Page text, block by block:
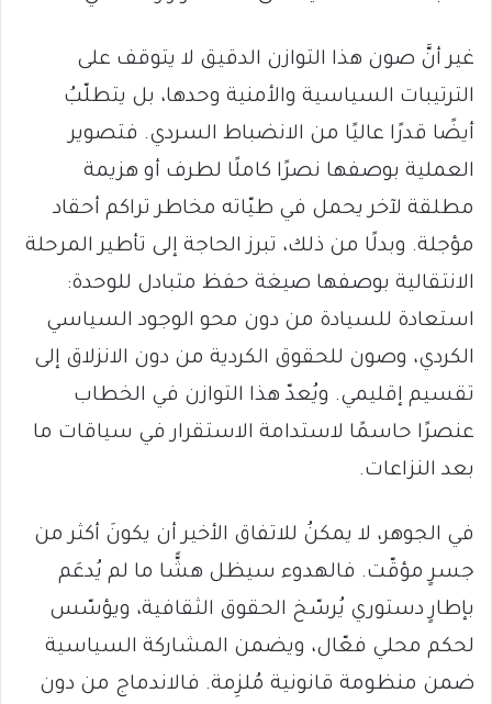
غير أنَّ صون هذا التوازن الدقيق لا يتوقف على
الترتيبات السياسية والأمنية وحدها، بل يتطلّبُ
أيضًا قدرًا عاليًا من الانضباط السردي. فتصوير
العملية بوصفها نصرًا كاملًا لطرف أو هزيمة
مطلقة لآخر يحمل في طيّاته مخاطر تراكم أحقاد
مؤجلة. وبدلًا من ذلك، تبرز الحاجة إلى تأطير المرحلة
الانتقالية بوصفها صيغة حفظ متبادل للوحدة:
استعادة للسيادة من دون محو الوجود السياسي
الكردي، وصون للحقوق الكردية من دون الانزلاق إلى
تقسيم إقليمي. ويُعدّ هذا التوازن في الخطاب
عنصرًا حاسمًا لاستدامة الاستقرار في سياقات ما
بعد النزاعات.
في الجوهر، لا يمكنُ للاتفاق الأخير أن يكونَ أكثر من
جسرٍ مؤقّت. فالهدوء سيظل هشًّا ما لم يُدعَم
بإطارٍ دستوري يُرسّخ الحقوق الثقافية، ويؤسّس
لحكم محلي فعّال، ويضمن المشاركة السياسية
ضمن منظومة قانونية مُلزِمة. فالاندماج من دون